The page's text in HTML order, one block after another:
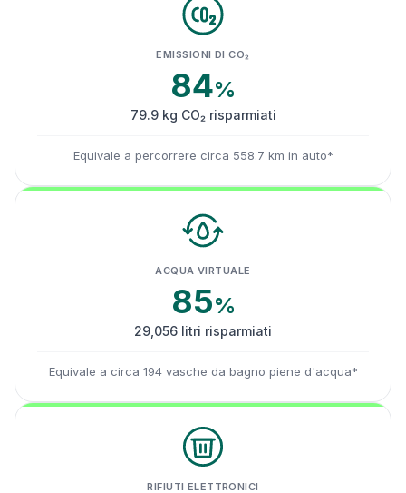
EMISSIONI DI CO₂
84%
79.9 kg CO₂ risparmiati
Equivale a percorrere circa 558.7 km in auto*
ACQUA VIRTUALE
85%
29,056 litri risparmiati
Equivale a circa 194 vasche da bagno piene d'acqua*
RIFIUTI ELETTRONICI